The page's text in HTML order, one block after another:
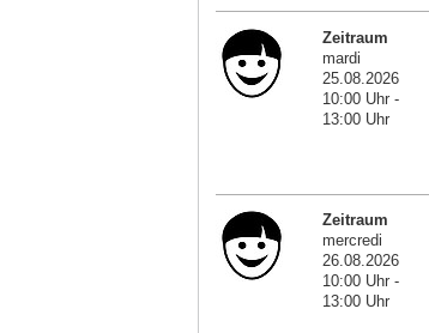
Zeitraum
mardi
25.08.2026
10:00 Uhr -
13:00 Uhr
Zeitraum
mercredi
26.08.2026
10:00 Uhr -
13:00 Uhr